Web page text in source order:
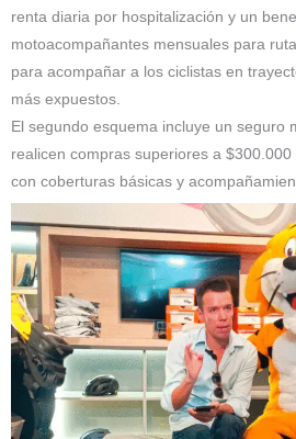
renta diaria por hospitalización y un
motoacompañantes mensuales para
para acompañar a los ciclistas en
más expuestos.
El segundo esquema incluye un seguro
realicen compras superiores a
con coberturas básicas y